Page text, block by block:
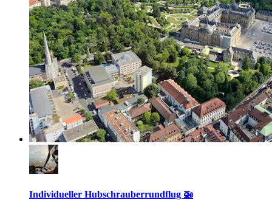
Individueller Hubschrauberrundflug 🚁